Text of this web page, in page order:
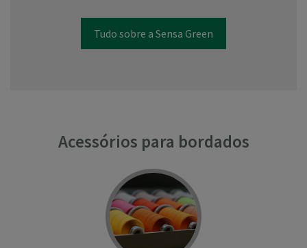
Tudo sobre a Sensa Green
Acessórios para bordados